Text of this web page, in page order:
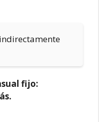
fijo: